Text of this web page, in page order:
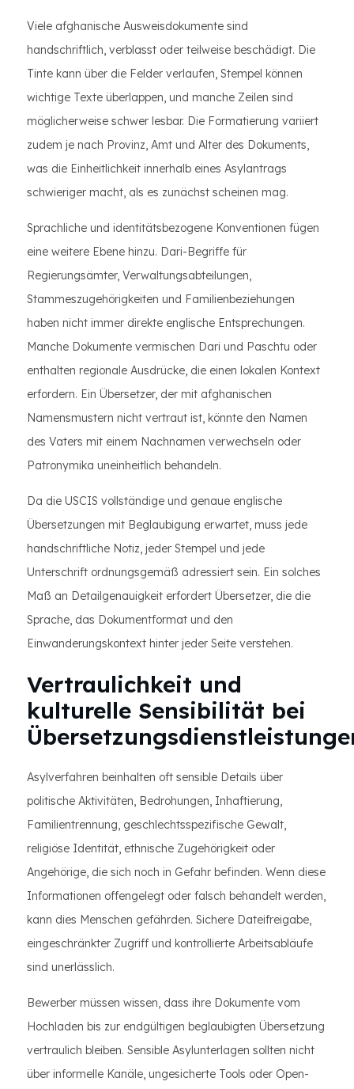
Viele afghanische Ausweisdokumente sind
handschriftlich, verblasst oder teilweise beschädigt. Die
Tinte kann über die Felder verlaufen, Stempel können
wichtige Texte überlappen, und manche Zeilen sind
möglicherweise schwer lesbar. Die Formatierung variiert
zudem je nach Provinz, Amt und Alter des Dokuments,
was die Einheitlichkeit innerhalb eines Asylantrags
schwieriger macht, als es zunächst scheinen mag.
Sprachliche und identitätsbezogene Konventionen fügen
eine weitere Ebene hinzu. Dari-Begriffe für
Regierungsämter, Verwaltungsabteilungen,
Stammeszugehörigkeiten und Familienbeziehungen
haben nicht immer direkte englische Entsprechungen.
Manche Dokumente vermischen Dari und Paschtu oder
enthalten regionale Ausdrücke, die einen lokalen Kontext
erfordern. Ein Übersetzer, der mit afghanischen
Namensmustern nicht vertraut ist, könnte den Namen
des Vaters mit einem Nachnamen verwechseln oder
Patronymika uneinheitlich behandeln.
Da die USCIS vollständige und genaue englische
Übersetzungen mit Beglaubigung erwartet, muss jede
handschriftliche Notiz, jeder Stempel und jede
Unterschrift ordnungsgemäß adressiert sein. Ein solches
Maß an Detailgenauigkeit erfordert Übersetzer, die die
Sprache, das Dokumentformat und den
Einwanderungskontext hinter jeder Seite verstehen.
Vertraulichkeit und
kulturelle Sensibilität bei
Asylverfahren beinhalten oft sensible Details über
politische Aktivitäten, Bedrohungen, Inhaftierung,
Familientrennung, geschlechtsspezifische Gewalt,
religiöse Identität, ethnische Zugehörigkeit oder
Angehörige, die sich noch in Gefahr befinden. Wenn diese
Informationen offengelegt oder falsch behandelt werden,
kann dies Menschen gefährden. Sichere Dateifreigabe,
eingeschränkter Zugriff und kontrollierte Arbeitsabläufe
sind unerlässlich.
Bewerber müssen wissen, dass ihre Dokumente vom
Hochladen bis zur endgültigen beglaubigten Übersetzung
vertraulich bleiben. Sensible Asylunterlagen sollten nicht
über informelle Kanäle, ungesicherte Tools oder Open-